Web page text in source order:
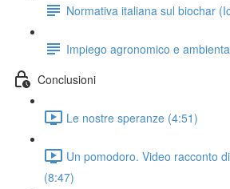
Normativa italiana sul biochar
Impiego agronomico e
Conclusioni
Le nostre speranze (4:51)
Un pomodoro. Video racconto
(8:47)